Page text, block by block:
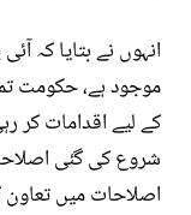
انہوں نے بتایا کہ
موجود ہے، حکومت
کے لیے اقدامات کر
شروع کی گئی
اصلاحات میں تعاون